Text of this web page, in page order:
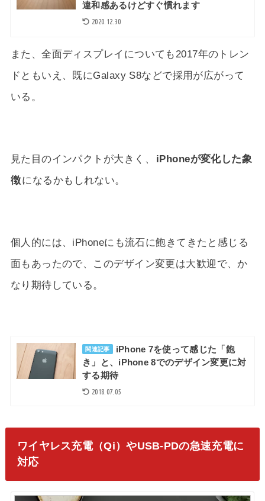
違和感あるけどすぐ慣れます
2020.12.30
また、全面ディスプレイについても2017年のトレン
ドともいえ、既にGalaxy S8などで採用が広がって
いる。
見た目のインパクトが大きく、
iPhoneが変化した象
徴になるかもしれない。
個人的には、iPhoneにも流石に飽きてきたと感じる
面もあったので、このデザイン変更は大歓迎で、か
なり期待している。
関連記事
iPhone 7を使って感じた「飽
き」と、iPhone 8でのデザイン変更に対
する期待
2018.07.05
ワイヤレス充電（Qi）やUSB-PDの急速充電に
対応